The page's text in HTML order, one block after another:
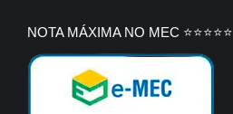
NOTA MÁXIMA NO MEC ⭐⭐⭐⭐⭐